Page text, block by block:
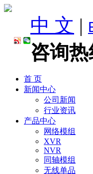
中 文 |
咨询热
首 页
新闻中心
公司新闻
行业资讯
产品中心
网络模组
XVR
NVR
同轴模组
无线单品